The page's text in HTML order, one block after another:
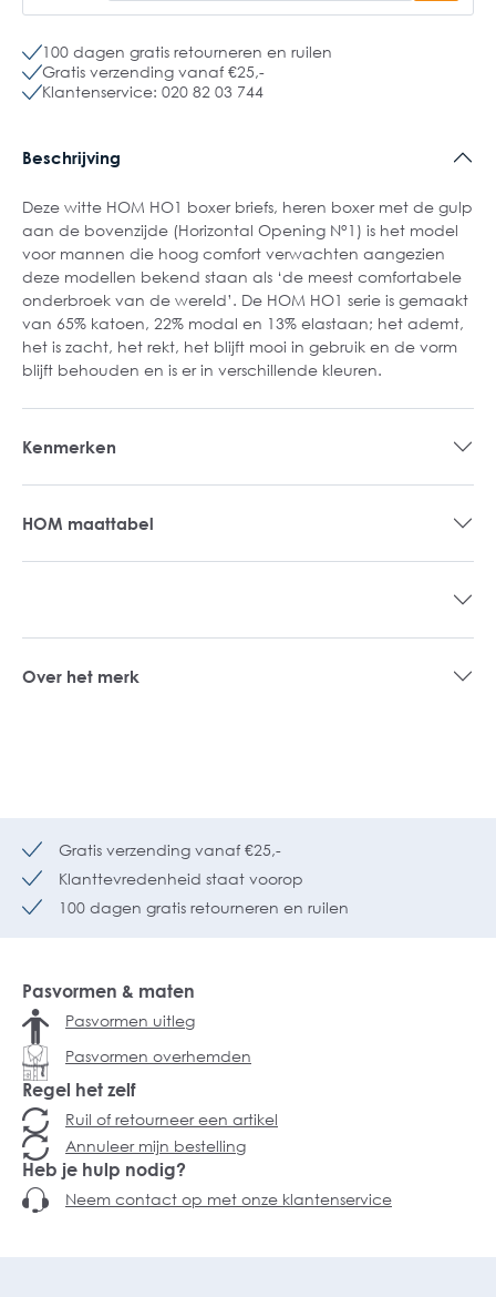
100 dagen gratis retourneren en ruilen
Gratis verzending vanaf €25,-
Klantenservice: 020 82 03 744
Beschrijving
Deze witte HOM HO1 boxer briefs, heren boxer met de gulp
aan de bovenzijde (Horizontal Opening N°1) is het model
voor mannen die hoog comfort verwachten aangezien
deze modellen bekend staan als ‘de meest comfortabele
onderbroek van de wereld’. De HOM HO1 serie is gemaakt
van 65% katoen, 22% modal en 13% elastaan; het ademt,
het is zacht, het rekt, het blijft mooi in gebruik en de vorm
blijft behouden en is er in verschillende kleuren.
Kenmerken
HOM maattabel
Over het merk
Gratis verzending vanaf €25,-
Klanttevredenheid staat voorop
100 dagen gratis retourneren en ruilen
Pasvormen & maten
Pasvormen uitleg
Pasvormen overhemden
Regel het zelf
Ruil of retourneer een artikel
Annuleer mijn bestelling
Heb je hulp nodig?
Neem contact op met onze klantenservice